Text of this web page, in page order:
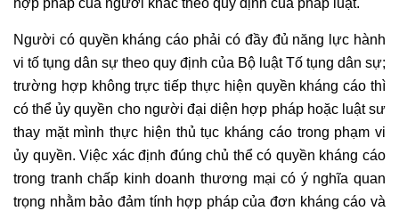
hợp pháp của người khác theo quy định của pháp luật.
Người có quyền kháng cáo phải có đầy đủ năng lực hành
vi tố tụng dân sự theo quy định của Bộ luật Tố tụng dân sự;
trường hợp không trực tiếp thực hiện quyền kháng cáo thì
có thể ủy quyền cho người đại diện hợp pháp hoặc luật sư
thay mặt mình thực hiện thủ tục kháng cáo trong phạm vi
ủy quyền. Việc xác định đúng chủ thể có quyền kháng cáo
trong tranh chấp kinh doanh thương mại có ý nghĩa quan
trọng nhằm bảo đảm tính hợp pháp của đơn kháng cáo và